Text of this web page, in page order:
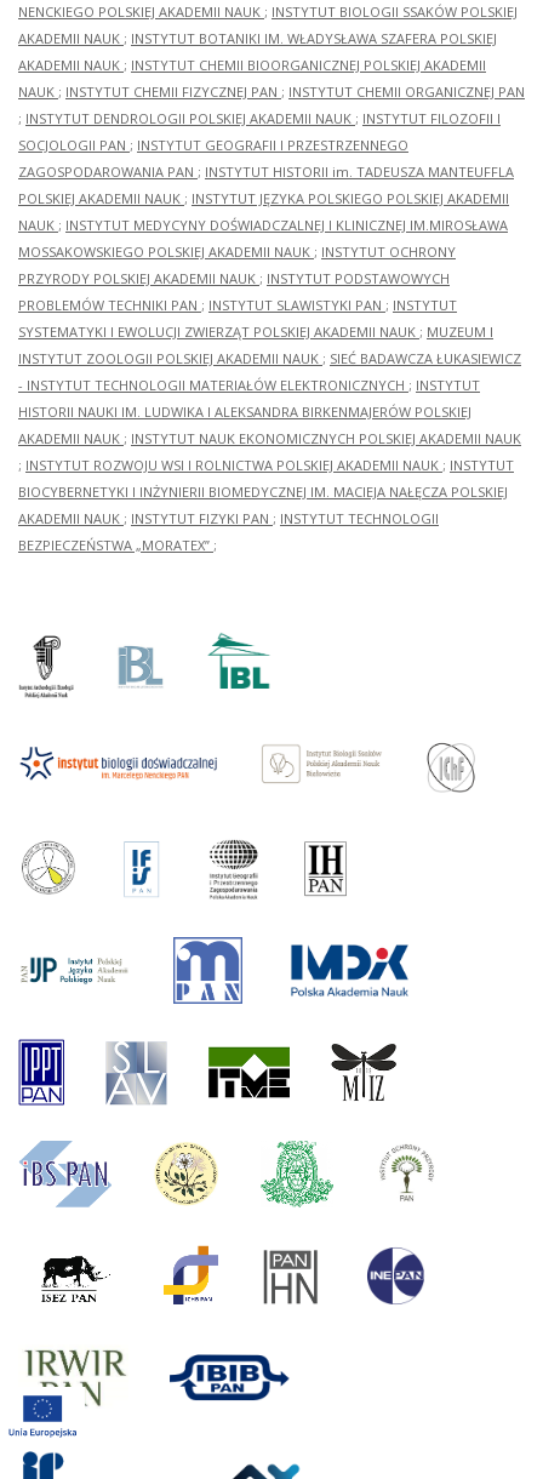
NENCKIEGO POLSKIEJ AKADEMII NAUK ; INSTYTUT BIOLOGII SSAKÓW POLSKIEJ
AKADEMII NAUK ; INSTYTUT BOTANIKI IM. WŁADYSŁAWA SZAFERA POLSKIEJ
AKADEMII NAUK ; INSTYTUT CHEMII BIOORGANICZNEJ POLSKIEJ AKADEMII
NAUK ; INSTYTUT CHEMII FIZYCZNEJ PAN ; INSTYTUT CHEMII ORGANICZNEJ PAN
; INSTYTUT DENDROLOGII POLSKIEJ AKADEMII NAUK ; INSTYTUT FILOZOFII I
SOCJOLOGII PAN ; INSTYTUT GEOGRAFII I PRZESTRZENNEGO
ZAGOSPODAROWANIA PAN ; INSTYTUT HISTORII im. TADEUSZA MANTEUFFLA
POLSKIEJ AKADEMII NAUK ; INSTYTUT JĘZYKA POLSKIEGO POLSKIEJ AKADEMII
NAUK ; INSTYTUT MEDYCYNY DOŚWIADCZALNEJ I KLINICZNEJ IM.MIROSŁAWA
MOSSAKOWSKIEGO POLSKIEJ AKADEMII NAUK ; INSTYTUT OCHRONY
PRZYRODY POLSKIEJ AKADEMII NAUK ; INSTYTUT PODSTAWOWYCH
PROBLEMÓW TECHNIKI PAN ; INSTYTUT SLAWISTYKI PAN ; INSTYTUT
SYSTEMATYKI I EWOLUCJI ZWIERZĄT POLSKIEJ AKADEMII NAUK ; MUZEUM I
INSTYTUT ZOOLOGII POLSKIEJ AKADEMII NAUK ; SIEĆ BADAWCZA ŁUKASIEWICZ
- INSTYTUT TECHNOLOGII MATERIAŁÓW ELEKTRONICZNYCH ; INSTYTUT
HISTORII NAUKI IM. LUDWIKA I ALEKSANDRA BIRKENMAJERÓW POLSKIEJ
AKADEMII NAUK ; INSTYTUT NAUK EKONOMICZNYCH POLSKIEJ AKADEMII NAUK
; INSTYTUT ROZWOJU WSI I ROLNICTWA POLSKIEJ AKADEMII NAUK ; INSTYTUT
BIOCYBERNETYKI I INŻYNIERII BIOMEDYCZNEJ IM. MACIEJA NAŁĘCZA POLSKIEJ
AKADEMII NAUK ; INSTYTUT FIZYKI PAN ; INSTYTUT TECHNOLOGII
BEZPIECZEŃSTWA „MORATEX” ;